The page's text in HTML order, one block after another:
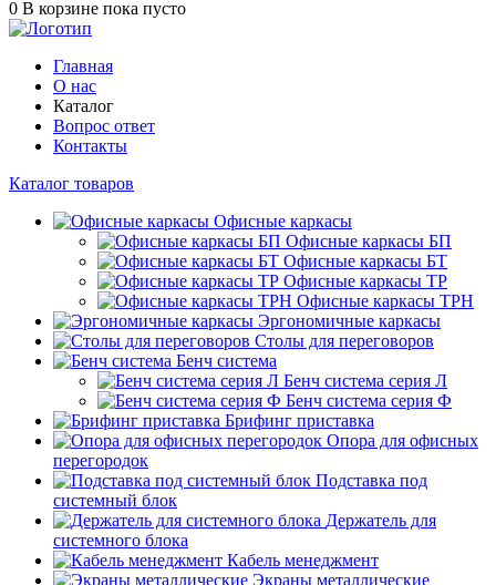
0 В корзине пока пусто
Главная
О нас
Каталог
Вопрос ответ
Контакты
Каталог товаров
Офисные каркасы
Офисные каркасы БП
Офисные каркасы БТ
Офисные каркасы ТР
Офисные каркасы ТРН
Эргономичные каркасы
Столы для переговоров
Бенч система
Бенч система серия Л
Бенч система серия Ф
Брифинг приставка
Опора для офисных
перегородок
Подставка под
системный блок
Держатель для
системного блока
Кабель менеджмент
Экраны металлические